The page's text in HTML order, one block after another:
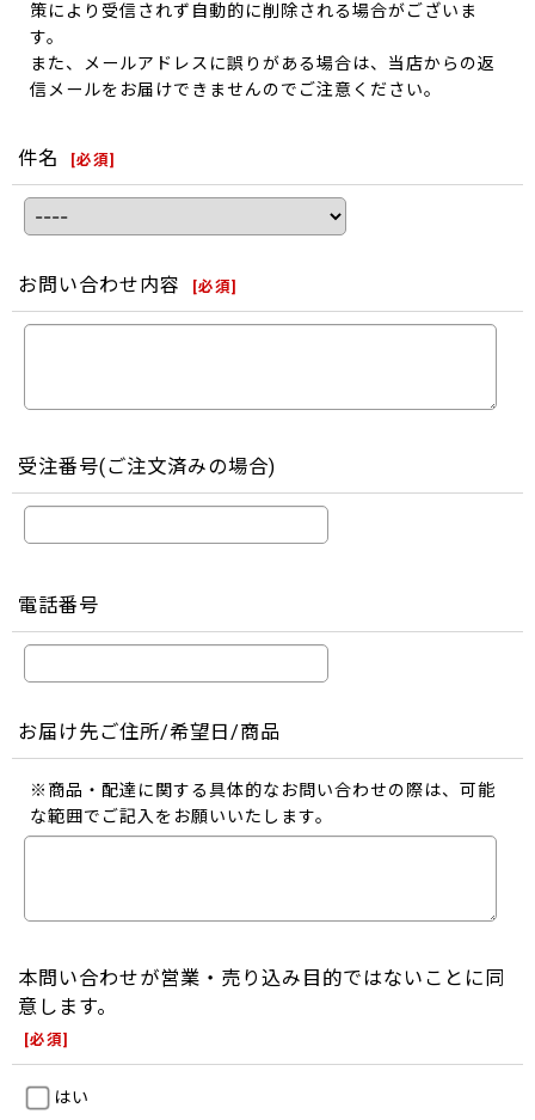
策により受信されず自動的に削除される場合がございま
す。
また、メールアドレスに誤りがある場合は、当店からの返
信メールをお届けできませんのでご注意ください。
件名 [必須]
お問い合わせ内容 [必須]
受注番号(ご注文済みの場合)
電話番号
お届け先ご住所/希望日/商品
※商品・配達に関する具体的なお問い合わせの際は、可能
な範囲でご記入をお願いいたします。
本問い合わせが営業・売り込み目的ではないことに同
意します。
[必須]
はい